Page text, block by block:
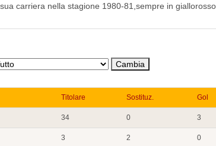
carriera nella stagione 1980-81,sempre in
Titolare Sostituz. Gol
34 0 3
3 2 0